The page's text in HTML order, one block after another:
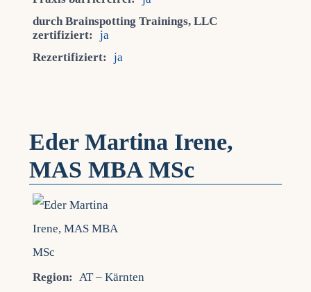
durch Brainspotting Trainings, LLC
zertifiziert:
ja
Rezertifiziert:
ja
Eder Martina Irene,
MAS MBA MSc
Region: AT – Kärnten